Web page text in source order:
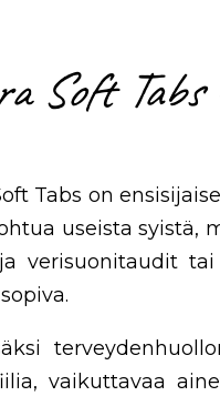
Soft
Tabs on
useista syistä,
verisuonitaudit
vaikuttavaa